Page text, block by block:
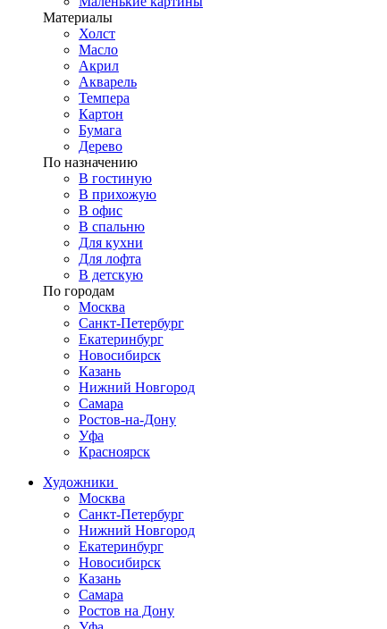
Материалы
Холст
Масло
Акрил
Акварель
Темпера
Картон
Бумага
Дерево
По назначению
В гостиную
В прихожую
В офис
В спальню
Для кухни
Для лофта
В детскую
По городам
Москва
Санкт-Петербург
Екатеринбург
Новосибирск
Казань
Нижний Новгород
Самара
Ростов-на-Дону
Уфа
Красноярск
Художники
Москва
Санкт-Петербург
Нижний Новгород
Екатеринбург
Новосибирск
Казань
Самара
Ростов на Дону